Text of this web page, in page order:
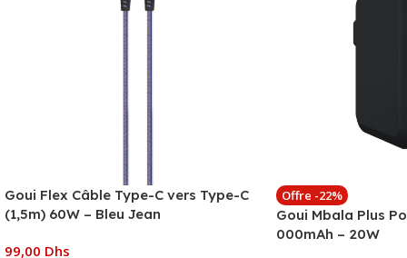
Goui Flex Câble Type-C vers Type-C
(1,5m) 60W – Bleu Jean
99,00 Dhs
Offre -22%
Goui Mbala Plus
000mAh – 20W